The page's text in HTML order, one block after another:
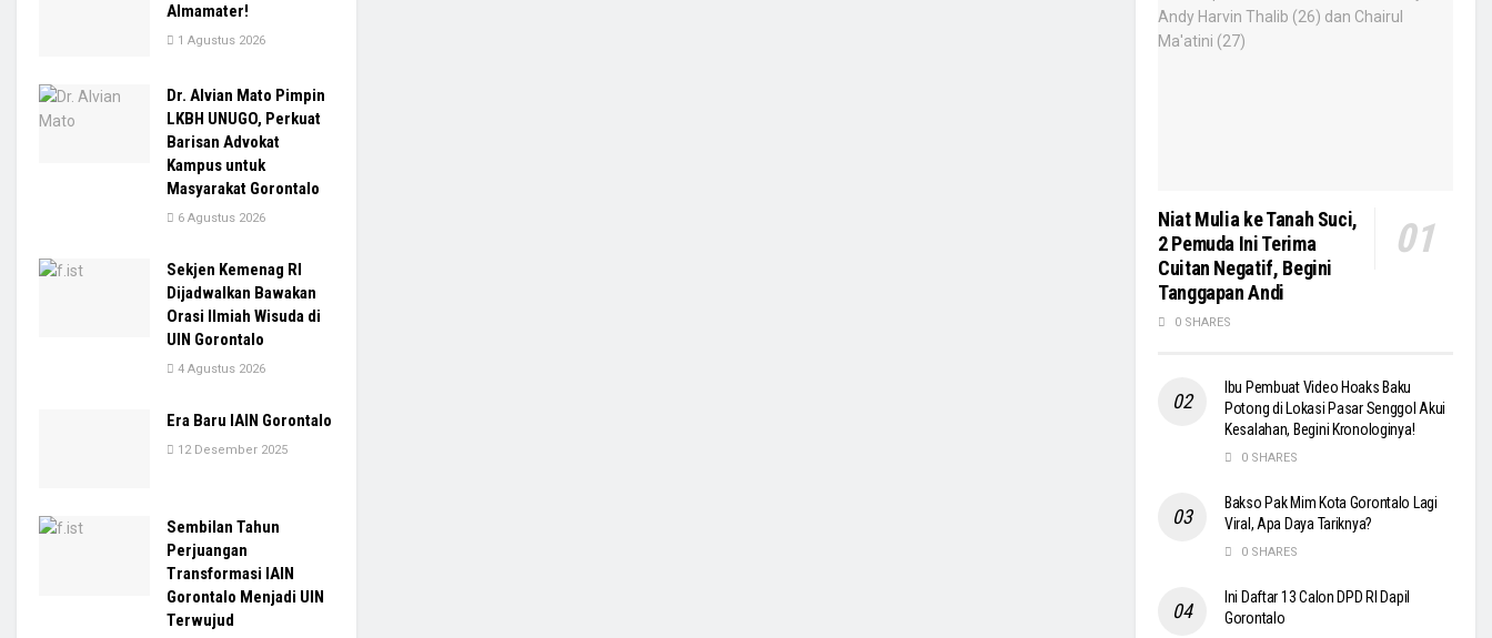
Almamater!
1 Agustus 2026
Dr. Alvian Mato Pimpin
LKBH UNUGO, Perkuat
Barisan Advokat
Kampus untuk
Masyarakat Gorontalo
6 Agustus 2026
Sekjen Kemenag RI
Dijadwalkan Bawakan
Orasi Ilmiah Wisuda di
UIN Gorontalo
4 Agustus 2026
Era Baru IAIN Gorontalo
12 Desember 2025
Sembilan Tahun
Perjuangan
Transformasi IAIN
Gorontalo Menjadi UIN
Terwujud
Niat Mulia ke Tanah Suci,
2 Pemuda Ini Terima
Cuitan Negatif, Begini
Tanggapan Andi
0 SHARES
Ibu Pembuat Video Hoaks Baku
Potong di Lokasi Pasar Senggol Akui
Kesalahan, Begini Kronologinya!
0 SHARES
Bakso Pak Mim Kota Gorontalo Lagi
Viral, Apa Daya Tariknya?
0 SHARES
Ini Daftar 13 Calon DPD RI Dapil
Gorontalo